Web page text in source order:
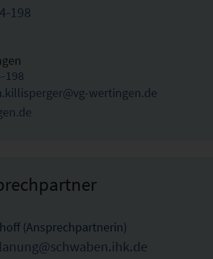
198
198
wertingen.de
(Ansprechpartnerin)